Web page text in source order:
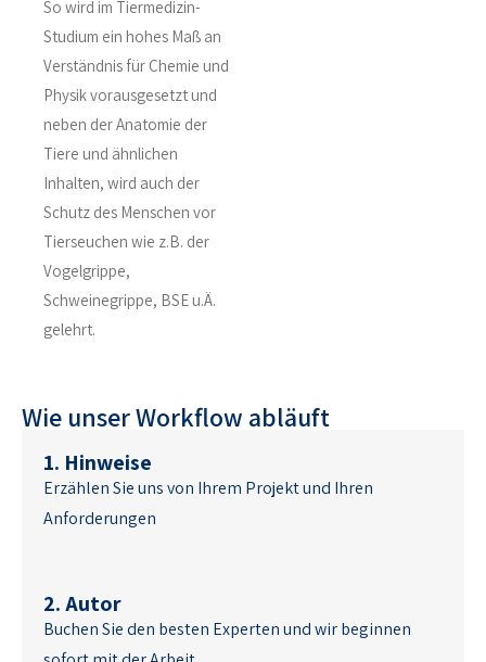
So wird im Tiermedizin-
Studium ein hohes Maß an
Verständnis für Chemie und
Physik vorausgesetzt und
neben der Anatomie der
Tiere und ähnlichen
Inhalten, wird auch der
Schutz des Menschen vor
Tierseuchen wie z.B. der
Vogelgrippe,
Schweinegrippe, BSE u.Ä.
gelehrt.
Wie unser Workflow abläuft
1. Hinweise
Erzählen Sie uns von Ihrem Projekt und Ihren
Anforderungen
2. Autor
Buchen Sie den besten Experten und wir beginnen